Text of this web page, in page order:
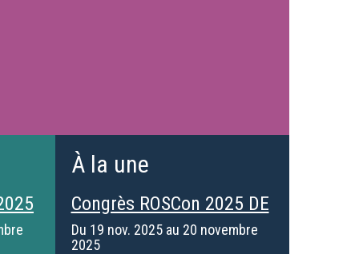
À la une
Congrès ROSCon 2025 DE
Du 19 nov. 2025au 20 novembre
2025